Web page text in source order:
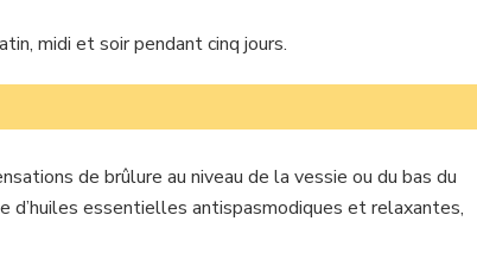
midi et soir pendant cinq jours.
de brûlure au niveau de la vessie ou du bas du
essentielles antispasmodiques et relaxantes,